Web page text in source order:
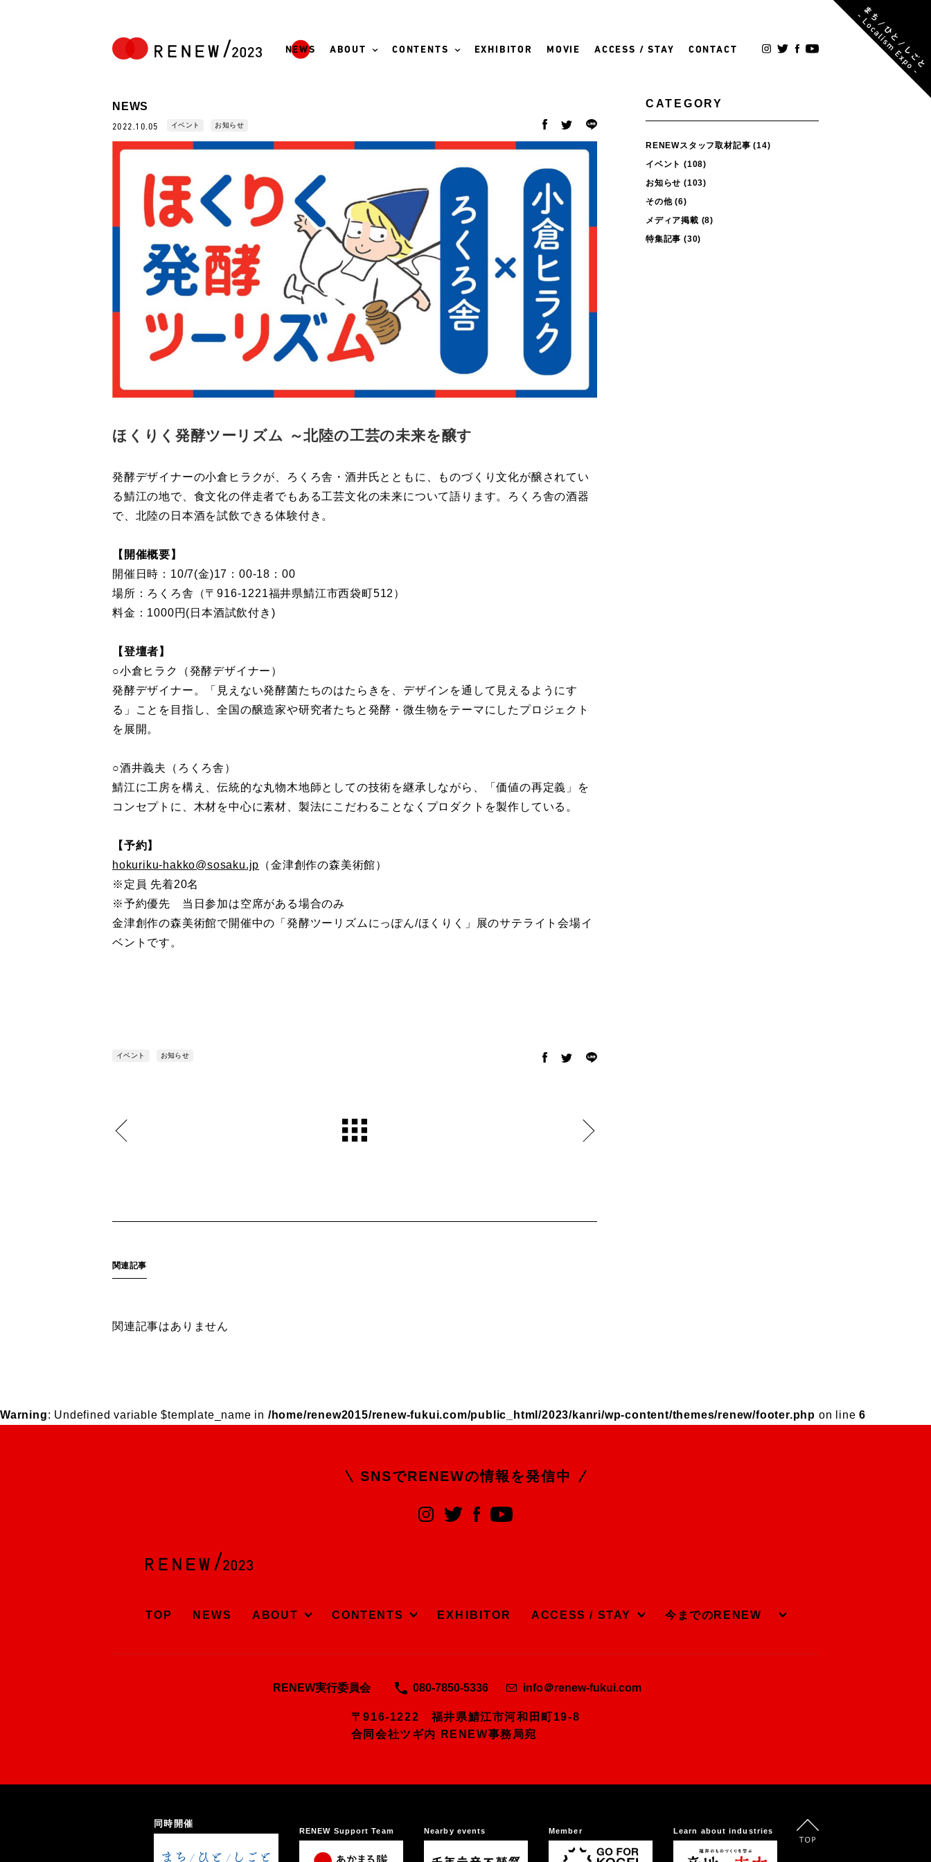
NEWS ABOUT CONTENTS EXHIBITOR MOVIE ACCESS / STAY CONTACT
NEWS
2022.10.05 イベント お知らせ
ほくりく発酵ツーリズム ～北陸の工芸の未来を醸す
発酵デザイナーの小倉ヒラクが、ろくろ舎・酒井氏とともに、ものづくり文化が醸されてい
る鯖江の地で、食文化の伴走者でもある工芸文化の未来について語ります。ろくろ舎の酒器
で、北陸の日本酒を試飲できる体験付き。
【開催概要】
開催日時：10/7(金)17：00-18：00
場所：ろくろ舎（〒916-1221福井県鯖江市西袋町512）
料金：1000円(日本酒試飲付き)
【登壇者】
○小倉ヒラク（発酵デザイナー）
発酵デザイナー。「見えない発酵菌たちのはたらきを、デザインを通して見えるようにす
る」ことを目指し、全国の醸造家や研究者たちと発酵・微生物をテーマにしたプロジェクト
を展開。
○酒井義夫（ろくろ舎）
鯖江に工房を構え、伝統的な丸物木地師としての技術を継承しながら、「価値の再定義」を
コンセプトに、木材を中心に素材、製法にこだわることなくプロダクトを製作している。
【予約】
hokuriku-hakko@sosaku.jp （金津創作の森美術館）
※定員 先着20名
※予約優先 当日参加は空席がある場合のみ
金津創作の森美術館で開催中の「発酵ツーリズムにっぽん/ほくりく」展のサテライト会場イ
ベントです。
イベント お知らせ
関連記事
関連記事はありません
CATEGORY
RENEWスタッフ取材記事 (14)
イベント (108)
お知らせ (103)
その他(6)
メディア掲載 (8)
特集記事 (30)
Warning: Undefined variable $template_name in /home/renew2015/renew-fukui.com/public_html/2023/kanri/wp-content/themes/renew/footer.php on line6
SNSでRENEWの情報を発信中
TOP NEWS ABOUT CONTENTS EXHIBITOR ACCESS / STAY 今までのRENEW
RENEW実行委員会 080-7850-5336 info＠renew-fukui.com
〒916-1222 福井県鯖江市河和田町19-8
合同会社ツギ内 RENEW事務局宛
同時開催
RENEW Support Team Nearby events Member Learn about industries